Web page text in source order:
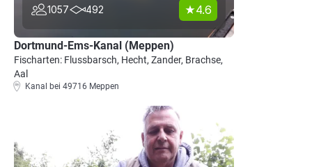
1057 492 4.6
Dortmund-Ems-Kanal (Meppen)
Fischarten: Flussbarsch, Hecht, Zander, Brachse,
Aal
Kanal bei 49716 Meppen